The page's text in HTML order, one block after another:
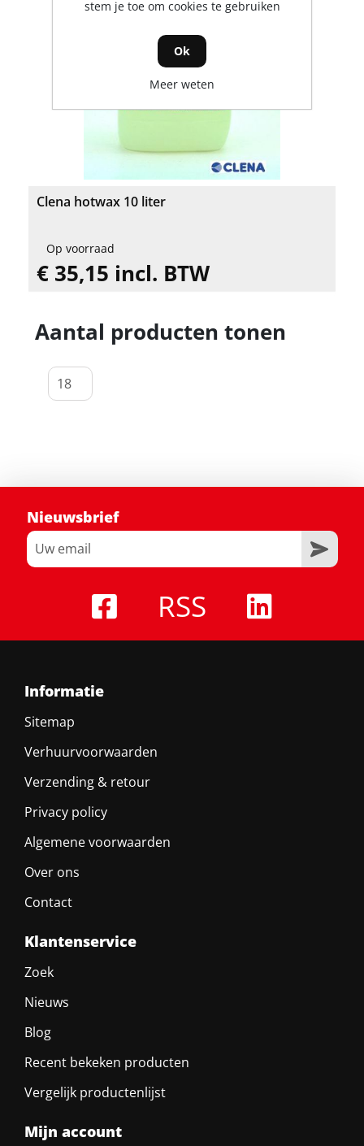
Clena hotwax 10 liter
Op voorraad
€ 35,15 incl. BTW
Aantal producten tonen
Nieuwsbrief
RSS
Informatie
Sitemap
Verhuurvoorwaarden
Verzending & retour
Privacy policy
Algemene voorwaarden
Over ons
Contact
Klantenservice
Zoek
Nieuws
Blog
Recent bekeken producten
Vergelijk productenlijst
Mijn account
stem je toe om cookies te gebruiken
Ok
Meer weten